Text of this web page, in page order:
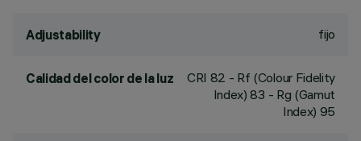
Adjustability fijo
Calidad del color de la luz CRI 82 - Rf (Colour Fidelity
Index) 83 - Rg (Gamut
Index) 95